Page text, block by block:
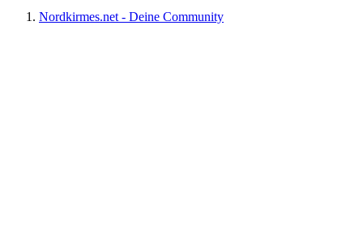
Nordkirmes.net - Deine Community